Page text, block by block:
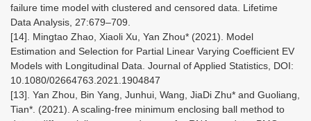
failure time model with clustered and censored data. Lifetime
Data Analysis, 27:679–709.
[14]. Mingtao Zhao, Xiaoli Xu, Yan Zhou* (2021). Model
Estimation and Selection for Partial Linear Varying Coefficient EV
Models with Longitudinal Data. Journal of Applied Statistics, DOI:
10.1080/02664763.2021.1904847
[13]. Yan Zhou, Bin Yang, Junhui, Wang, JiaDi Zhu* and Guoliang,
Tian*. (2021). A scaling-free minimum enclosing ball method to